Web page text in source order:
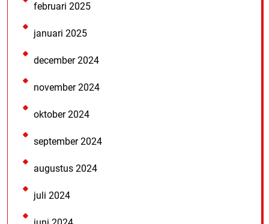
februari 2025
januari 2025
december 2024
november 2024
oktober 2024
september 2024
augustus 2024
juli 2024